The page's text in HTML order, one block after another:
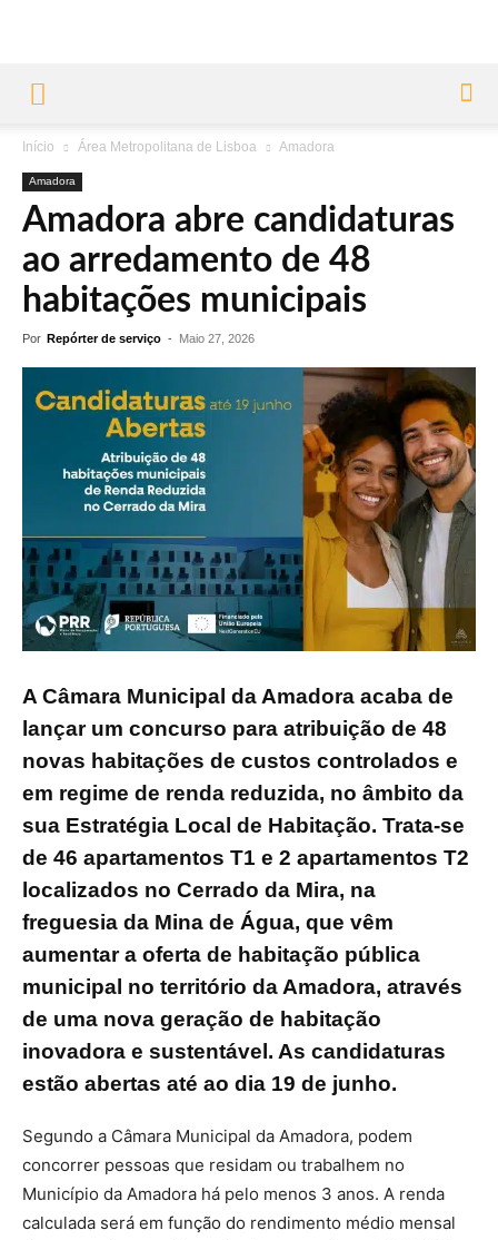
Início Área Metropolitana de Lisboa Amadora
Amadora
Amadora abre candidaturas
ao arredamento de 48
habitações municipais
Por Repórter de serviço - Maio 27, 2026
A Câmara Municipal da Amadora acaba de
lançar um concurso para atribuição de 48
novas habitações de custos controlados e
em regime de renda reduzida, no âmbito da
sua Estratégia Local de Habitação. Trata-se
de 46 apartamentos T1 e 2 apartamentos T2
localizados no Cerrado da Mira, na
freguesia da Mina de Água, que vêm
aumentar a oferta de habitação pública
municipal no território da Amadora, através
de uma nova geração de habitação
inovadora e sustentável. As candidaturas
estão abertas até ao dia 19 de junho.
Segundo a Câmara Municipal da Amadora, podem
concorrer pessoas que residam ou trabalhem no
Município da Amadora há pelo menos 3 anos. A renda
calculada será em função do rendimento médio mensal